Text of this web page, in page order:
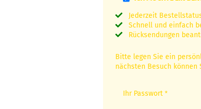
Jederzeit
Schnell und einfach
Rücksendungen
Bitte legen Sie ein
nächsten Besuch
Ihr Passwort